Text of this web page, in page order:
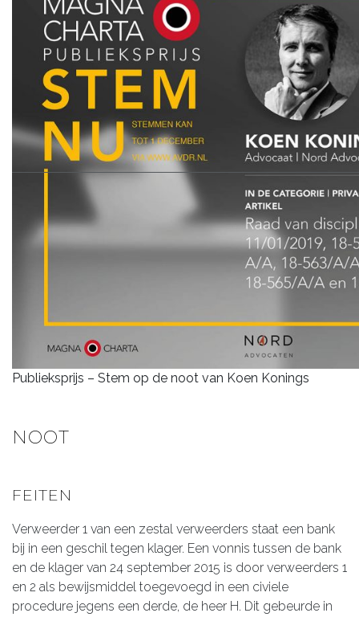
Publieksprijs – Stem op de noot van Koen Konings
NOOT
FEITEN
Verweerder 1 van een zestal verweerders staat een bank
bij in een geschil tegen klager. Een vonnis tussen de bank
en de klager van 24 september 2015 is door verweerders 1
en 2 als bewijsmiddel toegevoegd in een civiele
procedure jegens een derde, de heer H. Dit gebeurde in